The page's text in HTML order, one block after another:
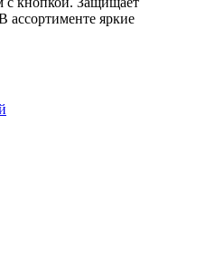
ассортименте яркие